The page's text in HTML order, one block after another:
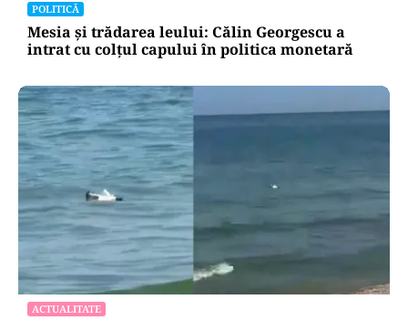
POLITICĂ
Mesia și trădarea leului: Călin Georgescu a
intrat cu colțul capului în politica monetară
ACTUALITATE